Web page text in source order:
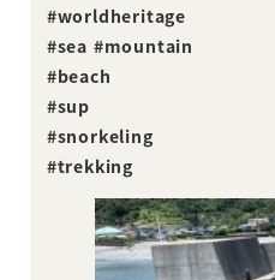
#worldheritage
#sea #mountain
#beach
#sup
#snorkeling
#trekking